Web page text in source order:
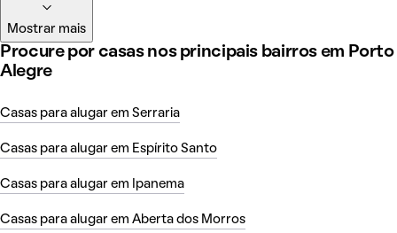
Mostrar mais
Procure por casas nos principais bairros em Porto
Alegre
Casas para alugar em Serraria
Casas para alugar em Espírito Santo
Casas para alugar em Ipanema
Casas para alugar em Aberta dos Morros